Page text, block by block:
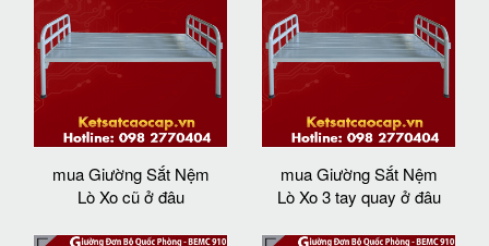
mua Giường Sắt Nệm
Lò Xo cũ ở đâu
mua Giường Sắt Nệm
Lò Xo 3 tay quay ở đâu